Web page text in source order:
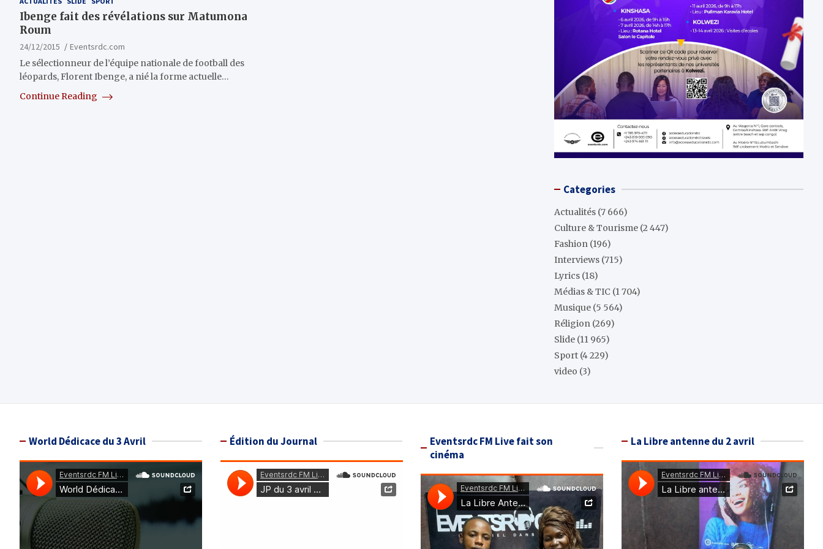
Ibenge fait des révélations sur Matumona
Roum
24/12/2015
Eventsrdc.com
Le sélectionneur de l’équipe nationale de football des
léopards, Florent Ibenge, a nié la forme actuelle…
Continue Reading
Categories
Actualités (7 666)
Culture & Tourisme (2 447)
Fashion (196)
Interviews (715)
Lyrics (18)
Médias & TIC (1 704)
Musique (5 564)
Réligion (269)
Slide (11 965)
Sport (4 229)
video (3)
World Dédicace du 3 Avril Édition du Journal
Eventsrdc FM Live fait son
cinéma
La Libre antenne du 2 avril